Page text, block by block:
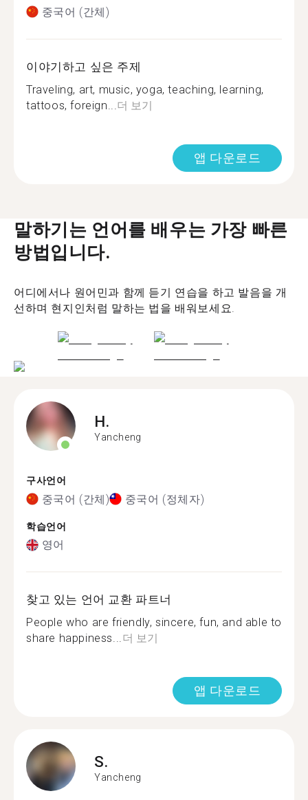
중국어 (간체)
이야기하고 싶은 주제
Traveling, art, music, yoga, teaching, learning,
tattoos, foreign... 더 보기
앱 다운로드
말하기는 언어를 배우는 가장 빠른
방법입니다.
어디에서나 원어민과 함께 듣기 연습을 하고 발음을 개
선하며 현지인처럼 말하는 법을 배워보세요.
H.
Yancheng
구사언어
중국어 (간체) 중국어 (정체자)
학습언어
영어
찾고 있는 언어 교환 파트너
People who are friendly, sincere, fun, and able to
share happiness...더 보기
앱 다운로드
S.
Yancheng